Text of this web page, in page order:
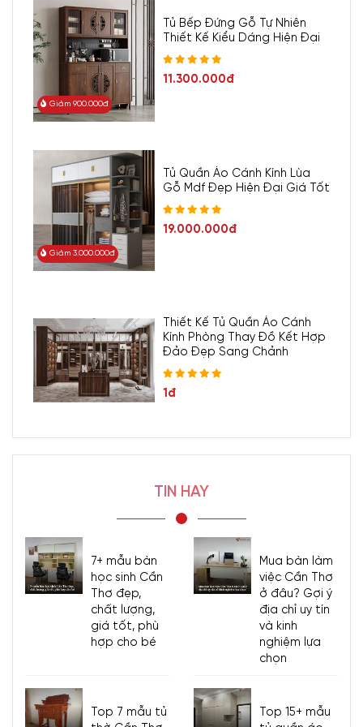
Giảm 900.000đ
Tủ Bếp Đứng Gỗ Tự Nhiên
Thiết Kế Kiểu Dáng Hiện Đại
11.300.000đ
Giảm 3.000.000đ
Tủ Quần Áo Cánh Kính Lùa
Gỗ Mdf Đẹp Hiện Đại Giá Tốt
19.000.000đ
Thiết Kế Tủ Quần Áo Cánh
Kính Phòng Thay Đồ Kết Hợp
Đảo Đẹp Sang Chảnh
1đ
TIN HAY
7+ mẫu bàn
học sinh Cần
Thơ đẹp,
chất lượng,
giá tốt, phù
hợp cho bé
Mua bàn làm
việc Cần Thơ
ở đâu? Gợi ý
địa chỉ uy tín
và kinh
nghiệm lựa
chọn
Top 7 mẫu tủ
Top 15+ mẫu